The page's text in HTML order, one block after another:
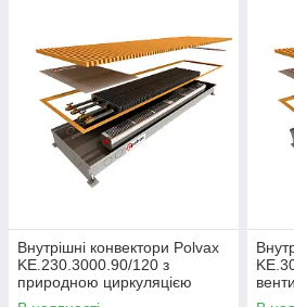
Внутрішні конвектори Polvax
KE.230.3000.90/120 з
природною циркуляцією